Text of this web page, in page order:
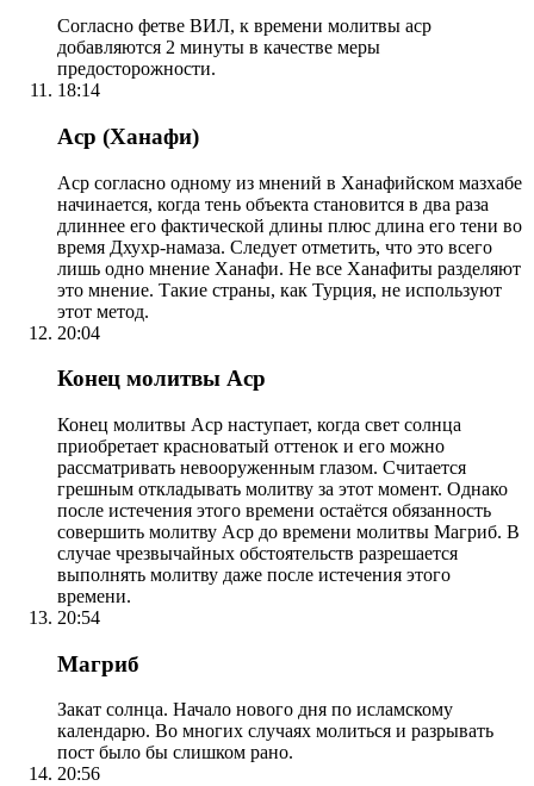
Согласно фетве ВИЛ, к времени молитвы аср
добавляются 2 минуты в качестве меры
предосторожности.
18:14
Аср (Ханафи)
Аср согласно одному из мнений в Ханафийском мазхабе
начинается, когда тень объекта становится в два раза
длиннее его фактической длины плюс длина его тени во
время Дхухр-намаза. Следует отметить, что это всего
лишь одно мнение Ханафи. Не все Ханафиты разделяют
это мнение. Такие страны, как Турция, не используют
этот метод.
20:04
Конец молитвы Аср
Конец молитвы Аср наступает, когда свет солнца
приобретает красноватый оттенок и его можно
рассматривать невооруженным глазом. Считается
грешным откладывать молитву за этот момент. Однако
после истечения этого времени остаётся обязанность
совершить молитву Аср до времени молитвы Магриб. В
случае чрезвычайных обстоятельств разрешается
выполнять молитву даже после истечения этого
времени.
20:54
Магриб
Закат солнца. Начало нового дня по исламскому
календарю. Во многих случаях молиться и разрывать
пост было бы слишком рано.
20:56